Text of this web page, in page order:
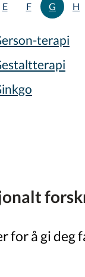
E F G H
terapi
for å gi deg